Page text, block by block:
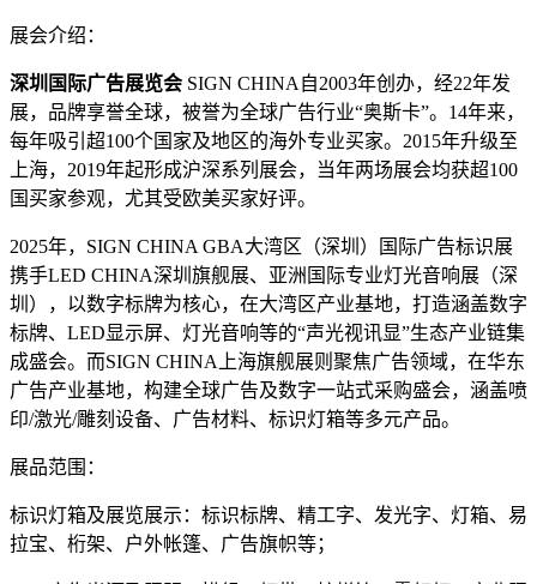
展会介绍：
深圳国际广告展览会 SIGN CHINA自2003年创办，经22年发
展，品牌享誉全球，被誉为全球广告行业“奥斯卡”。14年来，
每年吸引超100个国家及地区的海外专业买家。2015年升级至
上海，2019年起形成沪深系列展会，当年两场展会均获超100
国买家参观，尤其受欧美买家好评。
2025年，SIGN CHINA GBA大湾区（深圳）国际广告标识展
携手LED CHINA深圳旗舰展、亚洲国际专业灯光音响展（深
圳），以数字标牌为核心，在大湾区产业基地，打造涵盖数字
标牌、LED显示屏、灯光音响等的“声光视讯显”生态产业链集
成盛会。而SIGN CHINA上海旗舰展则聚焦广告领域，在华东
广告产业基地，构建全球广告及数字一站式采购盛会，涵盖喷
印/激光/雕刻设备、广告材料、标识灯箱等多元产品。
展品范围：
标识灯箱及展览展示：标识标牌、精工字、发光字、灯箱、易
拉宝、桁架、户外帐篷、广告旗帜等；